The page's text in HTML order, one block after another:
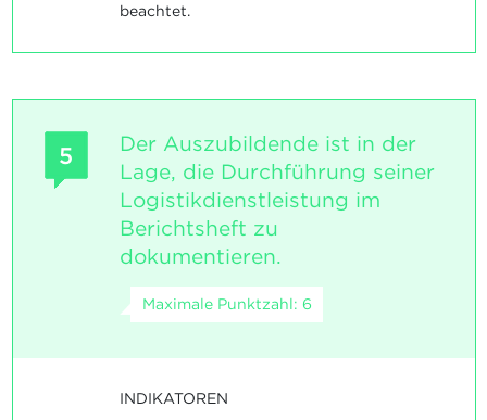
beachtet.
5
Der Auszubildende ist in der
Lage, die Durchführung seiner
Logistikdienstleistung im
Berichtsheft zu
dokumentieren.
Maximale Punktzahl: 6
INDIKATOREN